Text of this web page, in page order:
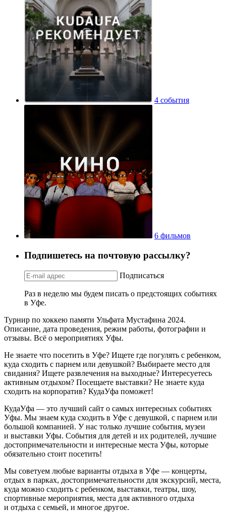
4 события
6 фильмов
Подпишетесь на почтовую рассылку?
Подписаться
Раз в неделю мы будем писать о предстоящих событиях
в Уфе.
Турнир по хоккею памяти Ульфата Мустафина 2024.
Описание, дата проведения, режим работы, фотографии и
отзывы. Всё о мероприятиях Уфы.
Не знаете что посетить в Уфе? Ищете где погулять с ребенком,
куда сходить с парнем или девушкой? Выбираете место для
свидания? Ищете развлечения на выходные? Интересуетесь
активным отдыхом? Посещаете выставки? Не знаете куда
сходить на корпоратив? КудаУфа поможет!
КудаУфа — это лучший сайт о самых интересных событиях
Уфы. Мы знаем куда сходить в Уфе с девушкой, с парнем или
большой компанией. У нас только лучшие события, музеи
и выставки Уфы. События для детей и их родителей, лучшие
достопримечательности и интересные места Уфы, которые
обязательно стоит посетить!
Мы советуем любые варианты отдыха в Уфе — концерты,
отдых в парках, достопримечательности для экскурсий, места,
куда можно сходить с ребенком, выставки, театры, шоу,
спортивные мероприятия, места для активного отдыха
и отдыха с семьей, и многое другое.